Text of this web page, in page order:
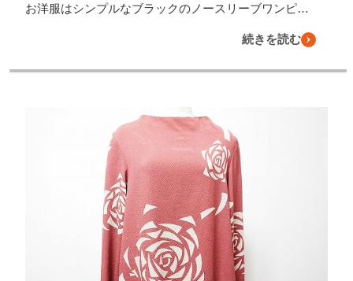
お洋服はシンプルなブラックのノースリーブワンピ…
続きを読む